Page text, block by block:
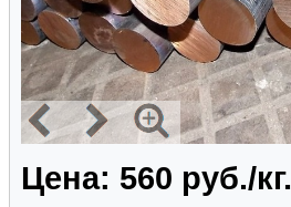
Цена: 560 руб./кг.